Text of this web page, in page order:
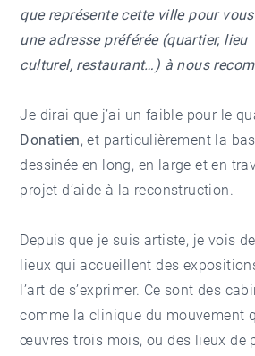
que représente cette ville pour
une adresse préférée (quartier, lieu
culturel, restaurant…) à nous
Je dirai que j’ai un faible pour le
Donatien, et particulièrement la
dessinée en long, en large et en
projet d’aide à la reconstruction.
Depuis que je suis artiste, je vois
lieux qui accueillent des
l’art de s’exprimer. Ce sont des
comme la clinique du mouvement
œuvres trois mois, ou des lieux de